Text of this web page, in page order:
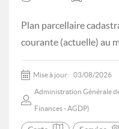
Plan parcellaire
courante (actuelle) au
Mise à jour: 03/08/2026
Administration Générale
Finances - AGDP)